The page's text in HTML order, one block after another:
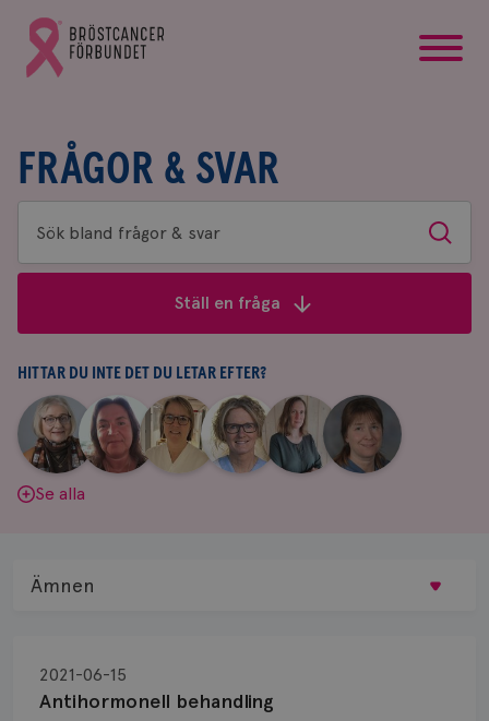
Gå
till
Bröstcancerförbundets
FRÅGOR & SVAR
Sök
bland
&
svar
Sök
Ställ en fråga
HITTAR DU INTE DET DU LETAR EFTER?
Aina
Johnsson
|
Anne
Andersson
Fredrika
Killander
|
Jeanette
Bäcklund
|
Maria
Edegran
|
Yvette
Andersson
Se alla
Antihormonell behandling
2021-06-15
Ämnen
Biopsi